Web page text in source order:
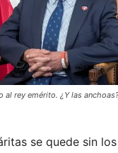
al rey emérito. ¿Y las
se quede sin